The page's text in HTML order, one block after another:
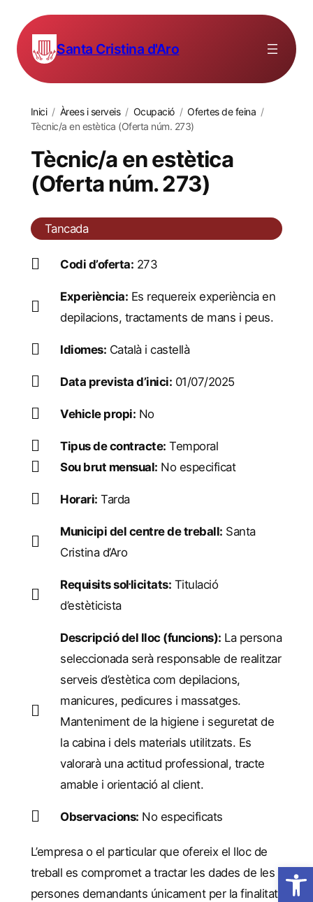
Santa Cristina d'Aro
Inici / Àrees i serveis / Ocupació / Ofertes de feina /
Tècnic/a en estètica (Oferta núm. 273)
Tècnic/a en estètica
(Oferta núm. 273)
Tancada
Codi d’oferta: 273
Experiència: Es requereix experiència en
depilacions, tractaments de mans i peus.
Idiomes: Català i castellà
Data prevista d’inici: 01/07/2025
Vehicle propi: No
Tipus de contracte: Temporal
Sou brut mensual: No especificat
Horari: Tarda
Municipi del centre de treball: Santa
Cristina d’Aro
Requisits sol·licitats: Titulació
d’estèticista
Descripció del lloc (funcions): La persona
seleccionada serà responsable de realitzar
serveis d’estètica com depilacions,
manicures, pedicures i massatges.
Manteniment de la higiene i seguretat de
la cabina i dels materials utilitzats. Es
valorarà una actitud professional, tracte
amable i orientació al client.
Observacions: No especificats
L’empresa o el particular que ofereix el lloc de
treball es compromet a tractar les dades de les
persones demandants únicament per la finalitat
Obre